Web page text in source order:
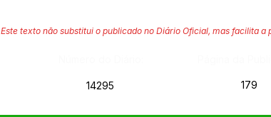
Este texto não substitui o publicado no Diário Oficial, mas facilita
14295 179